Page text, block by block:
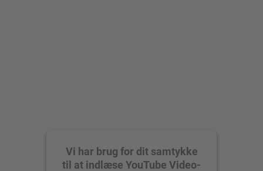
Vi har brug for dit samtykke
til at indlæse YouTube Video-